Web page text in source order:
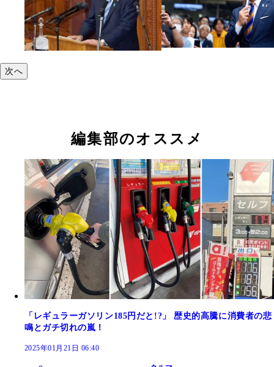
次へ
編集部のオススメ
「レギュラーガソリン185円だと!?」 歴史的高騰に消費者の悲
鳴とガチ切れの嵐！
2025年01月21日 06:40